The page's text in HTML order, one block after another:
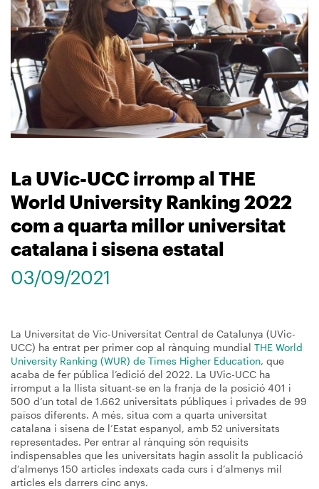
La UVic-UCC irromp al THE
World University Ranking 2022
com a quarta millor universitat
catalana i sisena estatal
03/09/2021
La Universitat de Vic-Universitat Central de Catalunya (UVic-
UCC) ha entrat per primer cop al rànquing mundial THE World
University Ranking (WUR) de Times Higher Education, que
acaba de fer pública l’edició del 2022. La UVic-UCC ha
irromput a la llista situant-se en la franja de la posició 401 i
500 d’un total de 1.662 universitats públiques i privades de 99
països diferents. A més, situa com a quarta universitat
catalana i sisena de l’Estat espanyol, amb 52 universitats
representades. Per entrar al rànquing són requisits
indispensables que les universitats hagin assolit la publicació
d’almenys 150 articles indexats cada curs i d’almenys mil
articles els darrers cinc anys.